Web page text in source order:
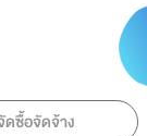
ดซื้อจัดจ้าง